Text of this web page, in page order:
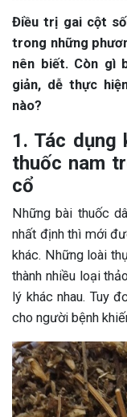
Điều trị gai cột
trong những
nên biết. Còn gì
giản, dễ thực
nào?
1. Tác dụng
thuốc nam
cổ
Những bài thuốc
nhất định thì mới
khác. Những loài
thành nhiều loại
lý khác nhau. Tuy
cho người bệnh